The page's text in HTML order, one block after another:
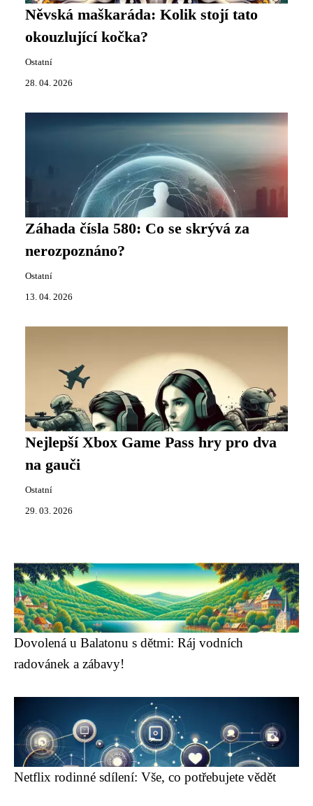
Něvská maškaráda: Kolik stojí tato
okouzlující kočka?
Ostatní
28. 04. 2026
Záhada čísla 580: Co se skrývá za
nerozpoznáno?
Ostatní
13. 04. 2026
Nejlepší Xbox Game Pass hry pro dva
na gauči
Ostatní
29. 03. 2026
Dovolená u Balatonu s dětmi: Ráj vodních
radovánek a zábavy!
Netflix rodinné sdílení: Vše, co potřebujete vědět